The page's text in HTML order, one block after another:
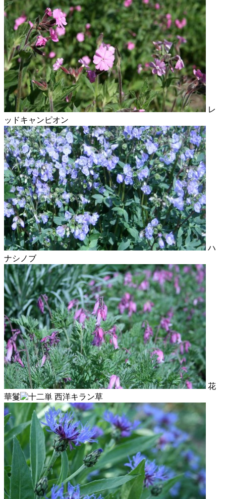
レ
ッドキャンピオン
ハ
ナシノブ
花
華鬘
西洋キラン草